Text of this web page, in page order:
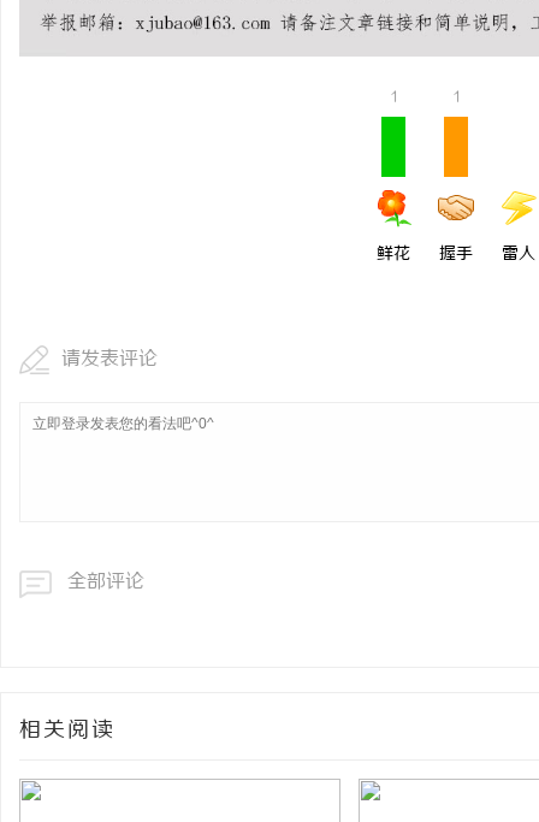
1
鲜花
1
握手 雷人
请发表评论
全部评论
相关阅读